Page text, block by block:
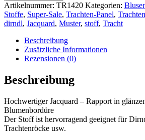
Artikelnummer: TR1420 Kategorien:
Stoffe, Super-Sale, Trachten-Panel,
dirndl, Jacquard, Muster, stoff, Tracht
Beschreibung
Zusätzliche Informationen
Rezensionen (0)
Beschreibung
Hochwertiger Jacquard – Rapport in
Blumenbordüre
Der Stoff ist hervorragend geeignet für
Trachtenröcke usw.